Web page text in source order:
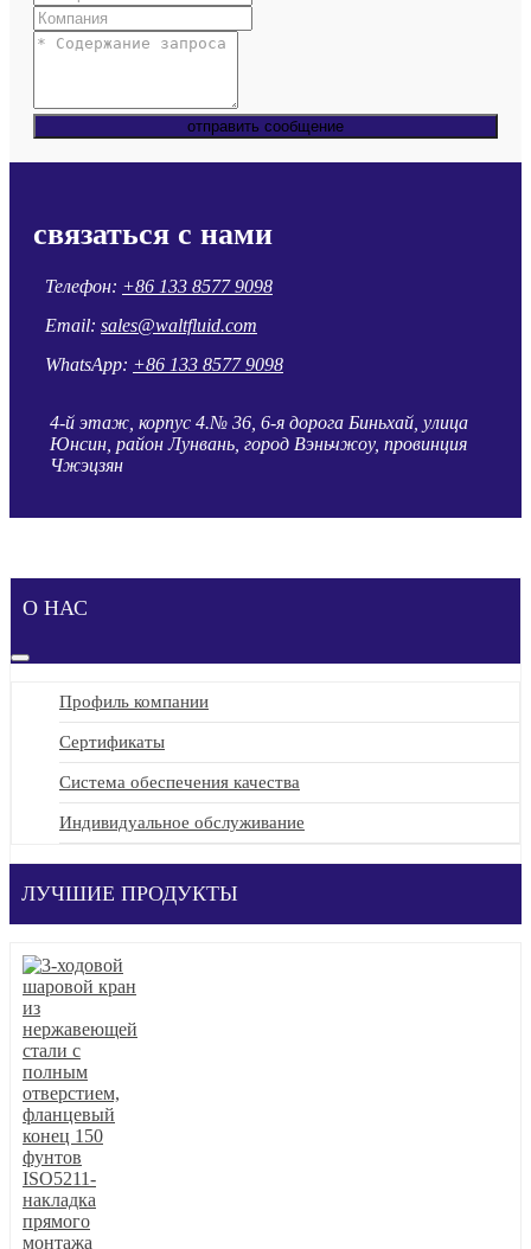
отправить сообщение
связаться с нами
Телефон: +86 133 8577 9098
Email: sales@waltfluid.com
WhatsApp: +86 133 8577 9098
4-й этаж, корпус 4.№ 36, 6-я дорога Биньхай, улица
Юнсин, район Лунвань, город Вэньчжоу, провинция
Чжэцзян
О НАС
Профиль компании
Сертификаты
Система обеспечения качества
Индивидуальное обслуживание
ЛУЧШИЕ ПРОДУКТЫ